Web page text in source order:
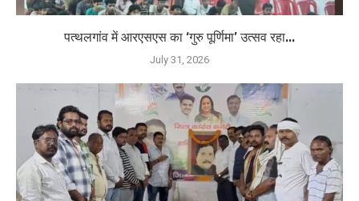
पत्थलगांव में आरएसएस का ‘गुरु पूर्णिमा’ उत्सव रहा...
July 31, 2026